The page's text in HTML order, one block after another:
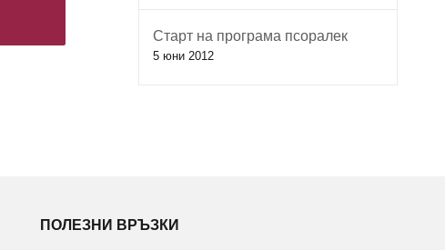
Старт на програма псоралек
5 юни 2012
ПОЛЕЗНИ ВРЪЗКИ